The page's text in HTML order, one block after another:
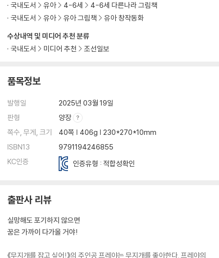
수상내역 및 미디어 추천 분류
국내도서
미디어 추천 조선일보
국내도서
유아 4-6세
4-6세 다른나라 그림책
국내도서
유아 유아 그림책 유아 창작동화
품목정보
발행일
2025년 03월 19일
판형
양장
쪽수, 무게, 크기
40쪽 | 406g | 230*270*10mm
ISBN13
9791194246855
KC인증
인증유형 : 적합성확인
출판사 리뷰
실망해도 포기하지 않으면
꿈은 가까이 다가올 거야!
《무지개를 잡고 싶어!》의 주인공 프레야는 무지개를 좋아한다. 프레야의